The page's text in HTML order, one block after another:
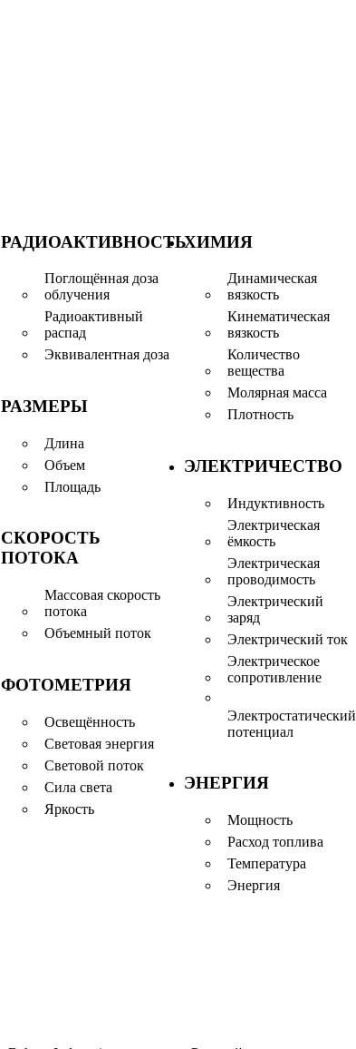
РАДИОАКТИВНОСТЬ
Поглощённая доза
облучения
Радиоактивный
распад
Эквивалентная доза
РАЗМЕРЫ
Длина
Объем
Площадь
СКОРОСТЬ
ПОТОКА
Массовая скорость
потока
Объемный поток
ФОТОМЕТРИЯ
Освещённость
Световая энергия
Световой поток
Сила света
Яркость
ХИМИЯ
Динамическая
вязкость
Кинематическая
вязкость
Количество
вещества
Молярная масса
Плотность
ЭЛЕКТРИЧЕСТВО
Индуктивность
Электрическая
ёмкость
Электрическая
проводимость
Электрический
заряд
Электрический ток
Электрическое
сопротивление
Электростатический
потенциал
ЭНЕРГИЯ
Мощность
Расход топлива
Температура
Энергия